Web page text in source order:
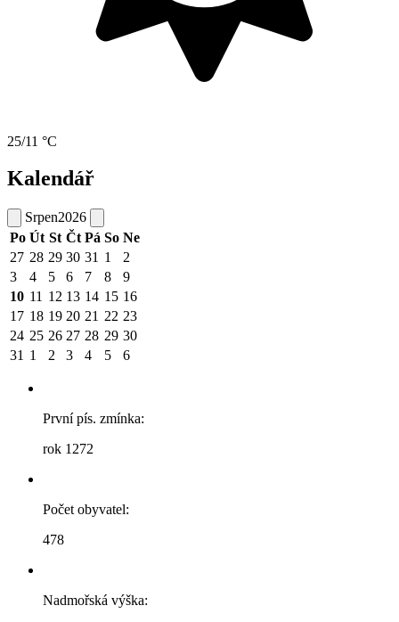
25/11 °C
Kalendář
Srpen2026
Po Út St Čt Pá So Ne
27 28 29 30 31 1
2
3
4 5 6 7 8
9
10 11 12 13 14 15 16
17 18 19 20 21 22 23
24 25 26 27 28 29 30
31 1 2 3 4 5 6
První pís. zmínka:
rok 1272
Počet obyvatel:
478
Nadmořská výška: